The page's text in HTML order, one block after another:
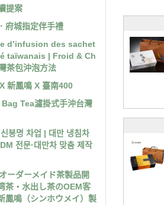
提案
府城指定伴手禮
d’infusion des sachet
taïwanais | Froid & Ch
茶包沖泡方法
新鳳鳴 X 臺南400
Tea濾掛式手沖台灣
신봉명 차업 | 대만 냉침차
전문·대만차 맞춤 제작
ーダーメイド茶製品開
茶・水出し茶のOEM客
鳳鳴（シンホウメイ）製